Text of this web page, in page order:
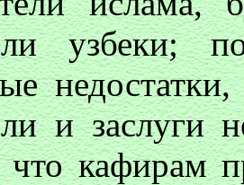
узбеки;
и заслуги
что кафирам